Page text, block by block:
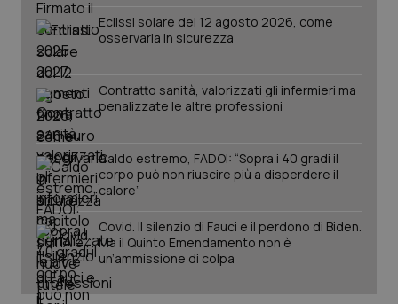
Eclissi solare del 12 agosto 2026, come
osservarla in sicurezza
Contratto sanità, valorizzati gli infermieri ma
penalizzate le altre professioni
Caldo estremo, FADOI: “Sopra i 40 gradi il
corpo può non riuscire più a disperdere il
calore”
Covid. Il silenzio di Fauci e il perdono di Biden.
Ma il Quinto Emendamento non è
un’ammissione di colpa
PHPSESSID